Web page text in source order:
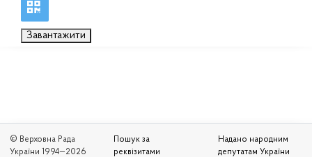
Завантажити
© Верховна Рада
України 1994—2026
Пошук за
реквізитами
Надано народним
депутатам України